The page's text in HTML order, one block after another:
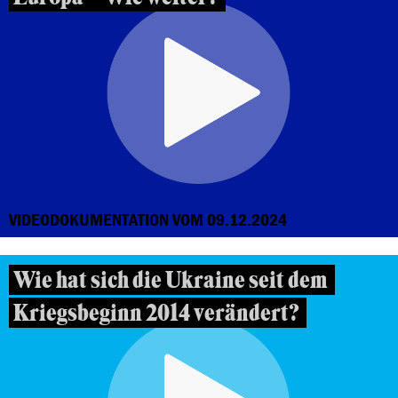
VIDEODOKUMENTATION VOM 09.12.2024
Wie hat sich die Ukraine seit dem
Kriegsbeginn 2014 verändert?